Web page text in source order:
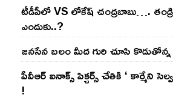
టీడీపీలో VS లోకేష్ చంద్ర‌బాబు….
ఎందుకు..?
జ‌న‌సేన బ‌లం మీద గురి చూసి
పీవీఆర్ ఐనాక్స్ పిక్చర్స్ చేతికి ‘ కార్మేని
!